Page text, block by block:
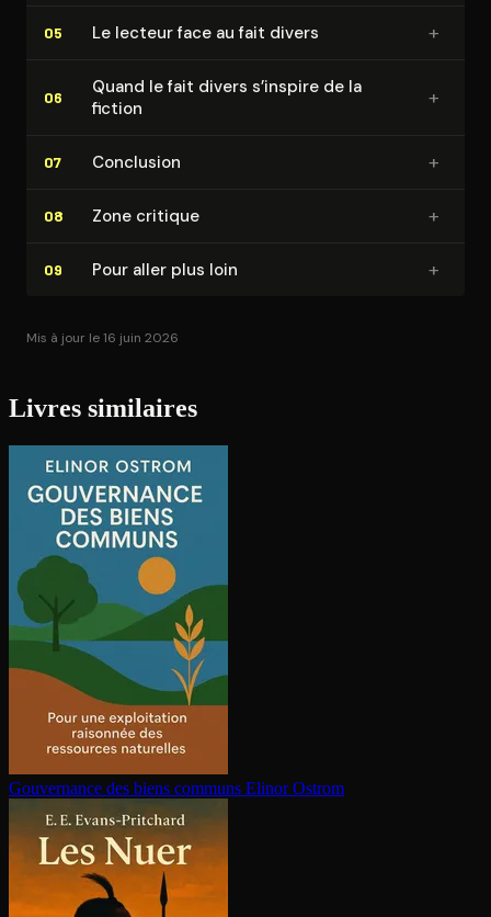
05 Le lecteur face au fait divers +
06
Quand le fait divers s’inspire de la
fiction
+
07 Conclusion +
08 Zone critique +
09 Pour aller plus loin +
Mis à jour le 16 juin 2026
Livres similaires
Gouvernance des biens communs Elinor Ostrom